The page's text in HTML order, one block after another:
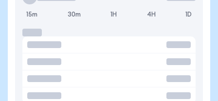
15m 30m 1H 4H 1D